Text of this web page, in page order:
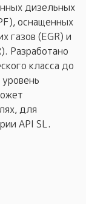
дизельных
оснащенных
газов (EGR) и
Разработано
класса до
для
API SL.